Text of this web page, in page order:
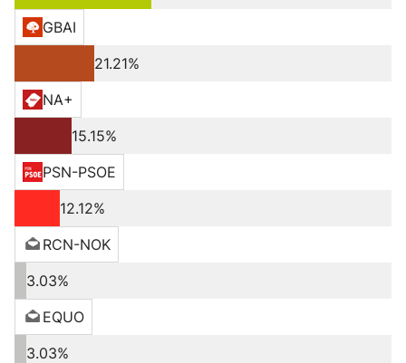
GBAI
21.21%
NA+
15.15%
PSN-PSOE
12.12%
RCN-NOK
3.03%
EQUO
3.03%